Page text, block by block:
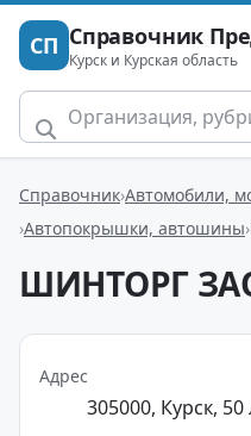
СП Справочник
Курск и Курская область
Справочник Автомобили,
Автопокрышки, автошины
ШИНТОРГ
Адрес
305000, Курск,